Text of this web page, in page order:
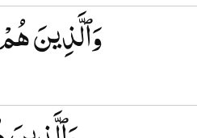
وَٱلَّذِينَ